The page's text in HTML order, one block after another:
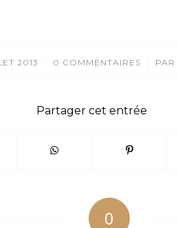
2013
/ 0 COMMENTAIRES
/ PAR
Partager cet entrée
0